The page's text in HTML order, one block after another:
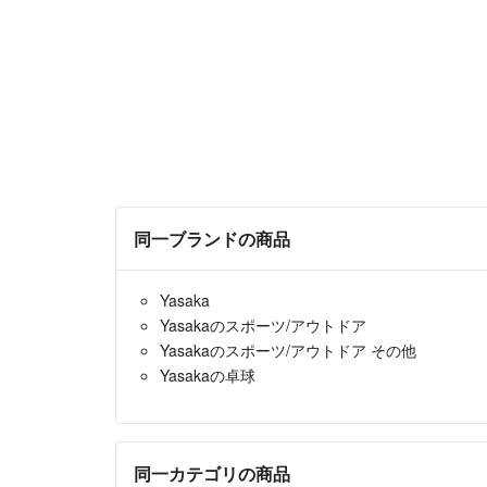
同一ブランドの商品
Yasaka
Yasakaのスポーツ/アウトドア
Yasakaのスポーツ/アウトドア その他
Yasakaの卓球
同一カテゴリの商品